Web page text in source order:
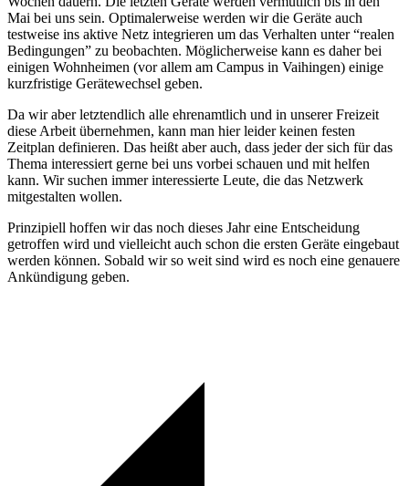
Mai bei uns sein. Optimalerweise werden wir die Geräte auch
testweise ins aktive Netz integrieren um das Verhalten unter “realen
Bedingungen” zu beobachten. Möglicherweise kann es daher bei
einigen Wohnheimen (vor allem am Campus in Vaihingen) einige
kurzfristige Gerätewechsel geben.
Da wir aber letztendlich alle ehrenamtlich und in unserer Freizeit
diese Arbeit übernehmen, kann man hier leider keinen festen
Zeitplan definieren. Das heißt aber auch, dass jeder der sich für das
Thema interessiert gerne bei uns vorbei schauen und mit helfen
kann. Wir suchen immer interessierte Leute, die das Netzwerk
mitgestalten wollen.
Prinzipiell hoffen wir das noch dieses Jahr eine Entscheidung
getroffen wird und vielleicht auch schon die ersten Geräte eingebaut
werden können. Sobald wir so weit sind wird es noch eine genauere
Ankündigung geben.